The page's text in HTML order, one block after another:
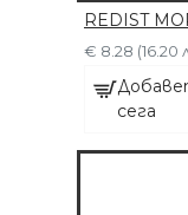
REDIST
€ 8.28 (16.20
сега